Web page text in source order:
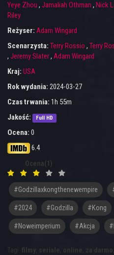
Yeye Zhou , Jamaliah Othman , Nick
Riley
Reżyser: Adam Wingard
Scenarzysta: Terry Rossio , Terry
, Jeremy Slater, Adam Wingard
Kraj: USA
Rok wydania: 2024-03-27
Czas trwania: 1h 55m
Jakość:
Full HD
Ocena: 0
6.4
Ocena(1)
#godzillaxkongthenewempire
#2024 #Godzilla #Kong
#Noweimperium #akcja
Tagi: filmy, seriale, online, za darmo,